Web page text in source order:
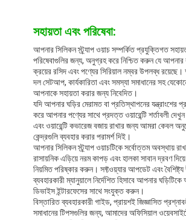
সহায়তা এবং পরিষেবা:
আপনার সিলিকন স্ট্র্যাপ ওয়াচ সম্পর্কিত প্রযুক্তিগত
পরিষেবাগুলির জন্য, অনুগ্রহ করে নিশ্চিত করুন যে
ক্রয়ের রসিদ এবং পণ্যের সিরিয়াল নম্বর উপলব্ধ রয়েছে।
দল সেটআপ, কার্যকারিতা এবং সমস্যা সমাধানের সহ
আপনাকে সহায়তা করার জন্য নিবেদিত।
যদি আপনার ঘড়ির মেরামত বা প্রতিস্থাপনের
করে আপনার পণ্যের সাথে প্রদত্ত ওয়ারেন্টি শর্তাবলী
এবং ওয়ারেন্টি কভারেজ বজায় রাখার জন্য আমরা কেবল
কেন্দ্রগুলি ব্যবহার করার পরামর্শ দিই।
আপনার সিলিকন স্ট্র্যাপ ওয়াচটিকে সর্বোত্তম অবস্থায়
রাসায়নিক এড়িয়ে নরম কাপড় এবং হালকা সাবান দ্রবণ দিয়ে
নিয়মিত পরিষ্কার করুন। সফ্টওয়্যার আপডেট এবং
ব্যবহারকারী ম্যানুয়ালে নির্দেশিত হিসাবে আপনার
ডিভাইস ইন্টারফেসের সাথে সংযুক্ত করুন।
বিস্তারিত ব্যবহারকারী গাইড, প্রায়শই জিজ্ঞাসিত
সমাধানের টিপসগুলির জন্য, আমাদের অফিসিয়াল